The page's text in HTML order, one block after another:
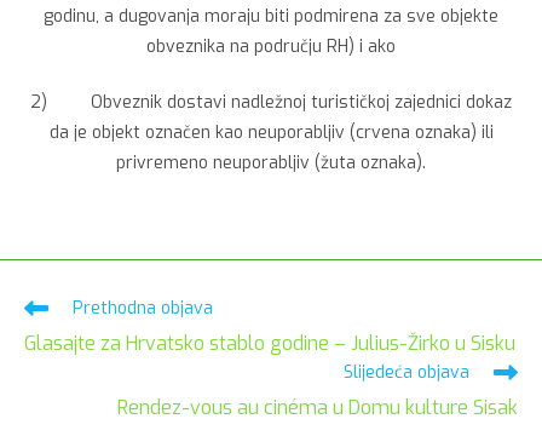
godinu, a dugovanja moraju biti podmirena za sve objekte
obveznika na području RH) i ako
2) Obveznik dostavi nadležnoj turističkoj zajednici dokaz
da je objekt označen kao neuporabljiv (crvena oznaka) ili
privremeno neuporabljiv (žuta oznaka).
Pročitaj
više
članaka
Prethodna objava
Glasajte za Hrvatsko stablo godine – Julius-Žirko u Sisku
Slijedeća objava
Rendez-vous au cinéma u Domu kulture Sisak